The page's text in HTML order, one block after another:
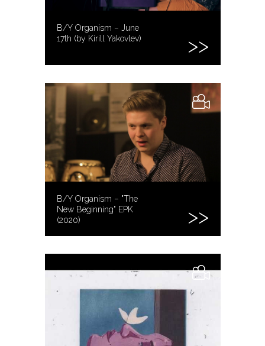
B/Y Organism – June
17th (by Kirill Yakovlev)
B/Y Organism – "The
New Beginning" EPK
(2020)